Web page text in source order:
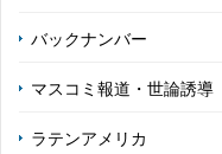
バックナンバー
マスコミ報道・世論誘導
ラテンアメリカ